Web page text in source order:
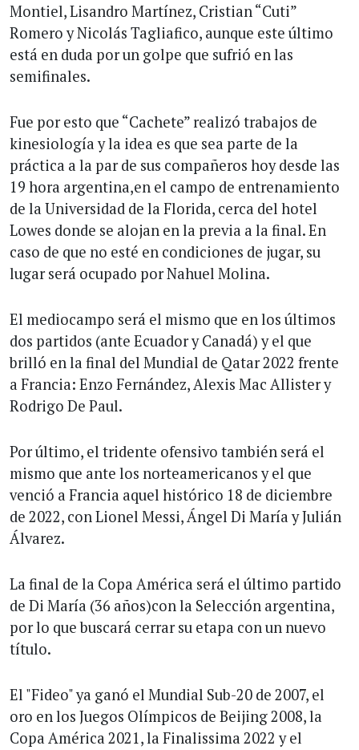
Montiel, Lisandro Martínez, Cristian “Cuti”
Romero y Nicolás Tagliafico, aunque este último
está en duda por un golpe que sufrió en las
semifinales.
Fue por esto que “Cachete” realizó trabajos de
kinesiología y la idea es que sea parte de la
práctica a la par de sus compañeros hoy desde las
19 hora argentina,en el campo de entrenamiento
de la Universidad de la Florida, cerca del hotel
Lowes donde se alojan en la previa a la final. En
caso de que no esté en condiciones de jugar, su
lugar será ocupado por Nahuel Molina.
El mediocampo será el mismo que en los últimos
dos partidos (ante Ecuador y Canadá) y el que
brilló en la final del Mundial de Qatar 2022 frente
a Francia: Enzo Fernández, Alexis Mac Allister y
Rodrigo De Paul.
Por último, el tridente ofensivo también será el
mismo que ante los norteamericanos y el que
venció a Francia aquel histórico 18 de diciembre
de 2022, con Lionel Messi, Ángel Di María y Julián
Álvarez.
La final de la Copa América será el último partido
de Di María (36 años)con la Selección argentina,
por lo que buscará cerrar su etapa con un nuevo
título.
El "Fideo" ya ganó el Mundial Sub-20 de 2007, el
oro en los Juegos Olímpicos de Beijing 2008, la
Copa América 2021, la Finalissima 2022 y el